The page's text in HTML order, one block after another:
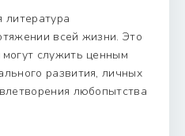
литература
всей жизни. Это
служить ценным
развития, личных
любопытства